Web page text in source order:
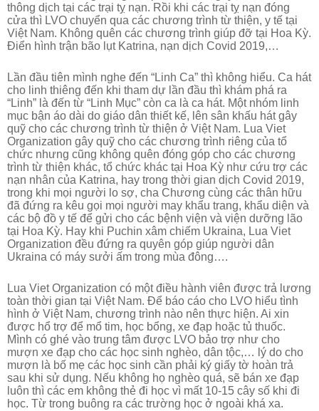
thông dịch tại các trại tỵ nạn. Rồi khi các trại tỵ nạn đóng
cửa thì LVO chuyển qua các chương trình từ thiện, y tế tại
Việt Nam. Không quên các chương trình giúp đỡ tại Hoa Kỳ.
Điển hình trận bão lụt Katrina, nạn dịch Covid 2019,…
Lần đầu tiên mình nghe đến “Linh Ca” thì không hiểu. Ca hát
cho linh thiêng đến khi tham dự lần đầu thì khám phá ra
“Linh” là đến từ “Linh Mục” còn ca là ca hát. Một nhóm linh
mục bận áo dài do giáo dân thiết kế, lên sân khấu hát gây
quỹ cho các chương trình từ thiện ở Việt Nam. Lua Viet
Organization gây quỹ cho các chương trình riêng của tổ
chức nhưng cũng không quên đóng góp cho các chương
trình từ thiện khác, tổ chức khác tại Hoa Kỳ như cứu trợ các
nạn nhân của Katrina, hay trong thời gian dịch Covid 2019,
trong khi mọi người lo sợ, cha Chương cùng các thân hữu
đã đứng ra kêu gọi mọi người may khẩu trang, khẩu diện và
các bộ đồ y tế để gửi cho các bệnh viện và viện dưỡng lão
tại Hoa Kỳ. Hay khi Puchin xâm chiếm Ukraina, Lua Viet
Organization đều đứng ra quyên góp giúp người dân
Ukraina có máy sưởi ấm trong mùa đông….
Lua Viet Organization có một điều hành viên được trả lương
toàn thời gian tại Việt Nam. Để báo cáo cho LVO hiểu tình
hình ở Việt Nam, chương trình nào nên thực hiện. Ai xin
được hổ trợ để mổ tim, học bổng, xe đạp hoặc tủ thuốc.
Mình có ghé vào trung tâm được LVO bảo trợ như cho
mượn xe đạp cho các học sinh nghèo, dân tộc,… lý do cho
mượn là bố mẹ các học sinh cần phải ký giấy tờ hoàn trả
sau khi sử dụng. Nếu không họ nghèo quá, sẽ bán xe đạp
luôn thì các em không thẻ đi học vì mất 10-15 cây số khi đi
học. Từ trong buông ra các trường học ở ngoài khá xa.